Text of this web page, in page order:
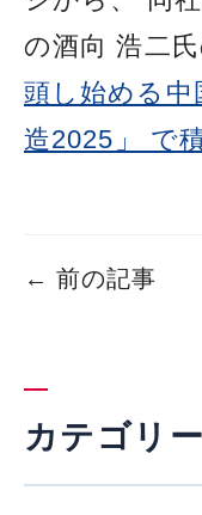
の酒向 浩二
頭し始める
造2025」 で
← 前の記事
カテゴリー